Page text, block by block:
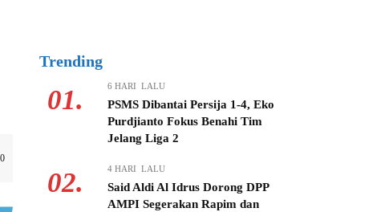
Trending
01. 6 HARI LALU
PSMS Dibantai Persija 1-4, Eko
Purdjianto Fokus Benahi Tim
Jelang Liga 2
02. 4 HARI LALU
Said Aldi Al Idrus Dorong DPP
AMPI Segerakan Rapim dan